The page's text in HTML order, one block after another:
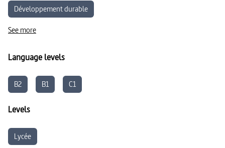
Développement durable
See more
Language levels
B2 B1 C1
Levels
Lycée